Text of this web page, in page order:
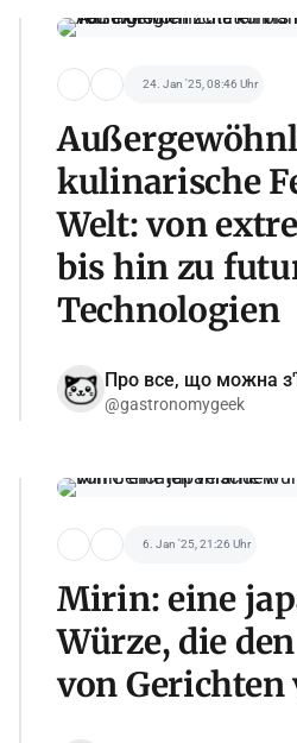
24. Jan '25, 08:46 Uhr
kulinarische
Welt: von
bis hin zu
Technologien
Про все, що можна
@gastronomygeek
6. Jan '25, 21:26 Uhr
Mirin: eine
Würze, die
von Gerichten